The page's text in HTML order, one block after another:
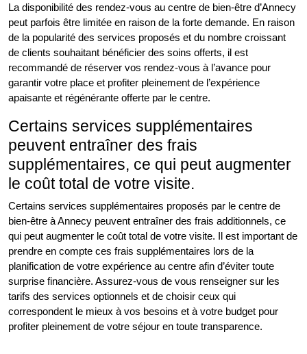
La disponibilité des rendez-vous au centre de bien-être d’Annecy
peut parfois être limitée en raison de la forte demande. En raison
de la popularité des services proposés et du nombre croissant
de clients souhaitant bénéficier des soins offerts, il est
recommandé de réserver vos rendez-vous à l’avance pour
garantir votre place et profiter pleinement de l’expérience
apaisante et régénérante offerte par le centre.
Certains services supplémentaires
peuvent entraîner des frais
supplémentaires, ce qui peut augmenter
le coût total de votre visite.
Certains services supplémentaires proposés par le centre de
bien-être à Annecy peuvent entraîner des frais additionnels, ce
qui peut augmenter le coût total de votre visite. Il est important de
prendre en compte ces frais supplémentaires lors de la
planification de votre expérience au centre afin d’éviter toute
surprise financière. Assurez-vous de vous renseigner sur les
tarifs des services optionnels et de choisir ceux qui
correspondent le mieux à vos besoins et à votre budget pour
profiter pleinement de votre séjour en toute transparence.